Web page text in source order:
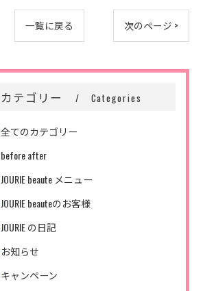
一覧に戻る 次のページ >
カテゴリー Categories
全てのカテゴリー
before after
JOURIE beaute メニュー
JOURIE beauteのお客様
JOURIE の日記
お知らせ
キャンペーン